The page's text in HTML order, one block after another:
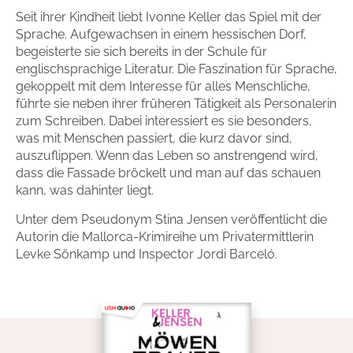
Zum Titel
Ratgeber und Sachbuch
Reihen
Handel
Presse
Blogger und Influencer
Autorinnen und Autoren
Seit ihrer Kindheit liebt Ivonne Keller das Spiel mit der
Sprache. Aufgewachsen in einem hessischen Dorf,
begeisterte sie sich bereits in der Schule für
englischsprachige Literatur. Die Faszination für Sprache,
gekoppelt mit dem Interesse für alles Menschliche,
führte sie neben ihrer früheren Tätigkeit als Personalerin
zum Schreiben. Dabei interessiert es sie besonders,
was mit Menschen passiert, die kurz davor sind,
auszuflippen. Wenn das Leben so anstrengend wird,
dass die Fassade bröckelt und man auf das schauen
kann, was dahinter liegt.
Unter dem Pseudonym Stina Jensen veröffentlicht die
Autorin die Mallorca-Krimireihe um Privatermittlerin
Levke Sönkamp und Inspector Jordi Barceló.